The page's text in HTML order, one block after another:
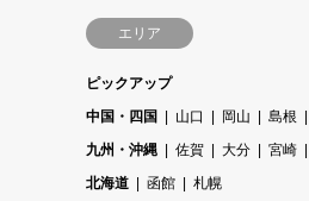
エリア
ピックアップ
中国・四国
山口 岡山 島根
九州・沖縄
佐賀 大分 宮崎
北海道
函館 札幌